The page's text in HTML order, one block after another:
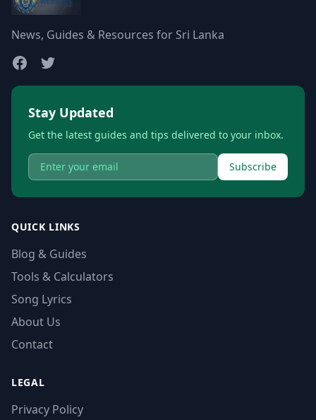
News, Guides & Resources for Sri Lanka
Stay Updated
Get the latest guides and tips delivered to your inbox.
Subscribe
QUICK LINKS
Blog & Guides
Tools & Calculators
Song Lyrics
About Us
Contact
LEGAL
Privacy Policy